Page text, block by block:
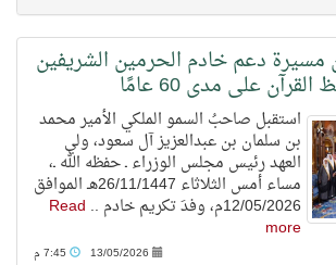
مسيرة دعم خادم الحرمين الشريفين
على مدى 60 عامًا
استقبل صاحبُ السمو الملكي الأمير محمد
بن سلمان بن عبدالعزيز آل سعود، ولي
العهد رئيس مجلس الوزراء ـ حفظه الله ـ،
مساء أمس الثلاثاء 26/11/1447هـ الموافق
12/05/2026م، وفدَ تكريم خادم .. Read
more
13/05/2026